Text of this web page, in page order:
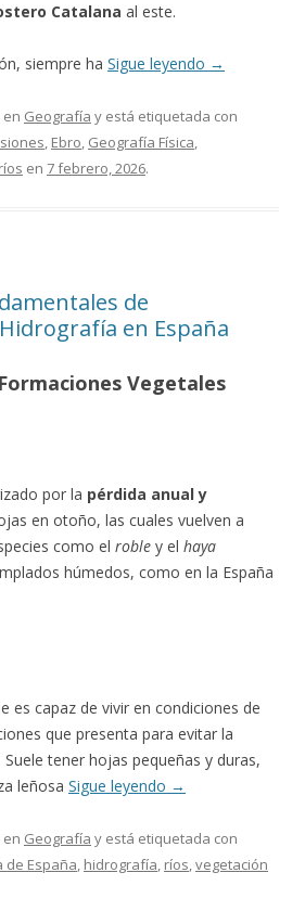
Catalana al este.
siempre ha Sigue leyendo →
Geografía y está etiquetada con
, Ebro, Geografía Física,
ríos en 7 febrero, 2026.
de
en España
Vegetales
por la pérdida anual y
en otoño, las cuales vuelven a
como el roble y el haya
húmedos, como en la España
es capaz de vivir en condiciones de
que presenta para evitar la
. Suele tener hojas pequeñas y duras,
leñosa Sigue leyendo →
Geografía y está etiquetada con
de España, hidrografía, ríos,vegetación